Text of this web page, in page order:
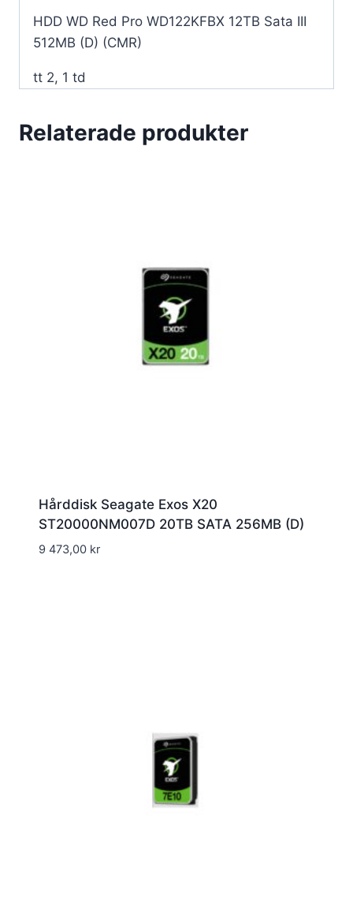
HDD WD Red Pro WD122KFBX 12TB Sata III
512MB (D) (CMR)
tt 2, 1 td
Relaterade produkter
Hårddisk Seagate Exos X20
ST20000NM007D 20TB SATA 256MB (D)
9 473,00 kr